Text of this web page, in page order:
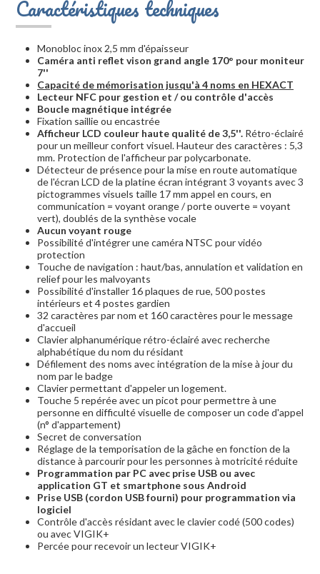
Caractéristiques techniques
Monobloc inox 2,5 mm d'épaisseur
Caméra anti reflet vison grand angle 170° pour moniteur
7''
Capacité de mémorisation jusqu'à 4 noms en HEXACT
Lecteur NFC pour gestion et / ou contrôle d'accès
Boucle magnétique intégrée
Fixation saillie ou encastrée
Afficheur LCD couleur haute qualité de 3,5''. Rétro-éclairé
pour un meilleur confort visuel. Hauteur des caractères : 5,3
mm. Protection de l'afficheur par polycarbonate.
Détecteur de présence pour la mise en route automatique
de l'écran LCD de la platine écran intégrant 3 voyants avec 3
pictogrammes visuels taille 17 mm appel en cours, en
communication = voyant orange / porte ouverte = voyant
vert), doublés de la synthèse vocale
Aucun voyant rouge
Possibilité d'intégrer une caméra NTSC pour vidéo
protection
Touche de navigation : haut/bas, annulation et validation en
relief pour les malvoyants
Possibilité d'installer 16 plaques de rue, 500 postes
intérieurs et 4 postes gardien
32 caractères par nom et 160 caractères pour le message
d'accueil
Clavier alphanumérique rétro-éclairé avec recherche
alphabétique du nom du résidant
Défilement des noms avec intégration de la mise à jour du
nom par le badge
Clavier permettant d'appeler un logement.
Touche 5 repérée avec un picot pour permettre à une
personne en difficulté visuelle de composer un code d'appel
(n° d'appartement)
Secret de conversation
Réglage de la temporisation de la gâche en fonction de la
distance à parcourir pour les personnes à motricité réduite
Programmation par PC avec prise USB ou avec
application GT et smartphone sous Android
Prise USB (cordon USB fourni) pour programmation via
logiciel
Contrôle d'accès résidant avec le clavier codé (500 codes)
ou avec VIGIK+
Percée pour recevoir un lecteur VIGIK+